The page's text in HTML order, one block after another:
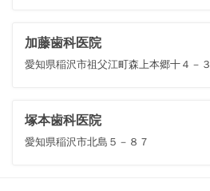
加藤歯科医院
愛知県稲沢市祖父江町森上本郷十４－３
塚本歯科医院
愛知県稲沢市北島５－８７